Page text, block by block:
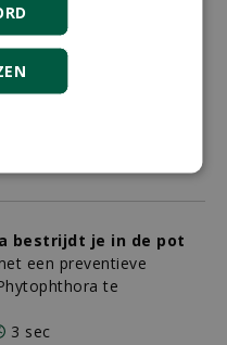
met chirurgisch
en pincet
Cultures vermeerdert
boomkwekerijgewassen
bestrijdt je in de pot
een preventieve
te
3 sec